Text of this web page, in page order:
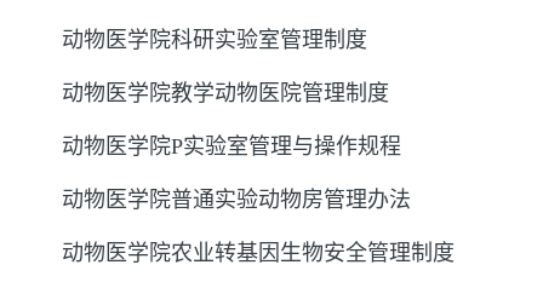
动物医学院科研实验室管理制度
动物医学院教学动物医院管理制度
动物医学院P实验室管理与操作规程
动物医学院普通实验动物房管理办法
动物医学院农业转基因生物安全管理制度